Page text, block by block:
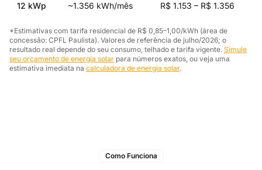
12 kWp ~1.356 kWh/mês R$ 1.153 – R$ 1.356
*Estimativas com tarifa residencial de R$ 0,85–1,00/kWh (área de
concessão: CPFL Paulista). Valores de referência de julho/2026; o
resultado real depende do seu consumo, telhado e tarifa vigente. Simule
seu orçamento de energia solar para números exatos, ou veja uma
estimativa imediata na calculadora de energia solar.
Como Funciona